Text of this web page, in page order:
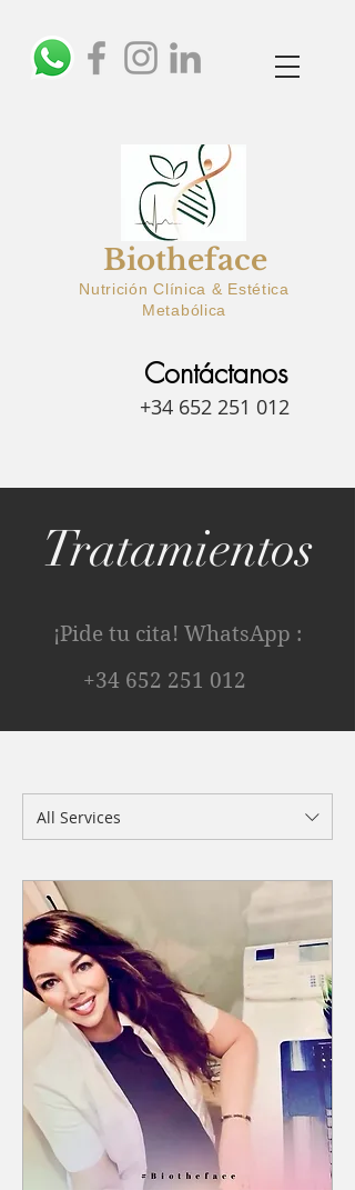
Biotheface
Nutrición Clínica & Estética
Metabólica
+34 652 251 012
Contáctanos
Tratamientos
¡Pide tu cita! WhatsApp :
+34 652 251 012
All Services